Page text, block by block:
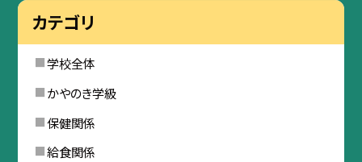
カテゴリ
学校全体
かやのき学級
保健関係
給食関係